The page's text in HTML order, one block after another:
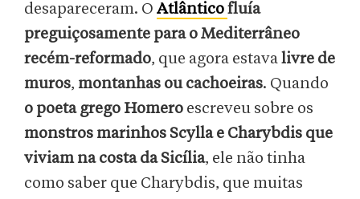
desapareceram. O Atlânticofluía
preguiçosamente para o Mediterrâneo
recém-reformado, que agora estavalivre de
muros, montanhas ou cachoeiras. Quando
o poeta grego Homero escreveu sobre os
monstros marinhos Scylla e Charybdis que
viviam na costa da Sicília, ele não tinha
como saber que Charybdis, que muitas